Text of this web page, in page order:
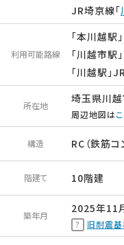
JR埼京線「
利用可能路線
「本川越駅
「川越市駅
「川越駅
所在地
埼玉県川
周辺地図は
構造 RC（鉄筋コ
階建て 10階建
築年月
2025年11
旧耐震